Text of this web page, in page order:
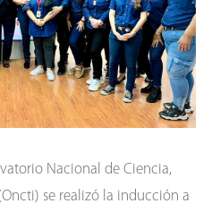
Nacional de Ciencia,
se realizó la inducción a